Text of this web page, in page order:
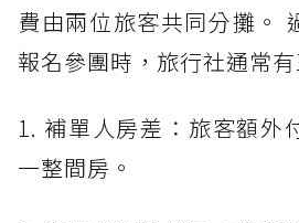
費由兩位旅客共同分攤。
報名參團時，旅行社通常
1. 補單人房差：旅客額外
一整間房。